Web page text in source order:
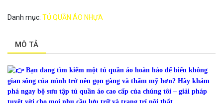
Danh mục: TỦ QUẦN ÁO NHỰA
MÔ TẢ
Bạn đang tìm kiếm một tủ quần áo hoàn hảo để biến không
gian sống của mình trở nên gọn gàng và thẩm mỹ hơn? Hãy khám
phá ngay bộ sưu tập tủ quần áo cao cấp của chúng tôi – giải pháp